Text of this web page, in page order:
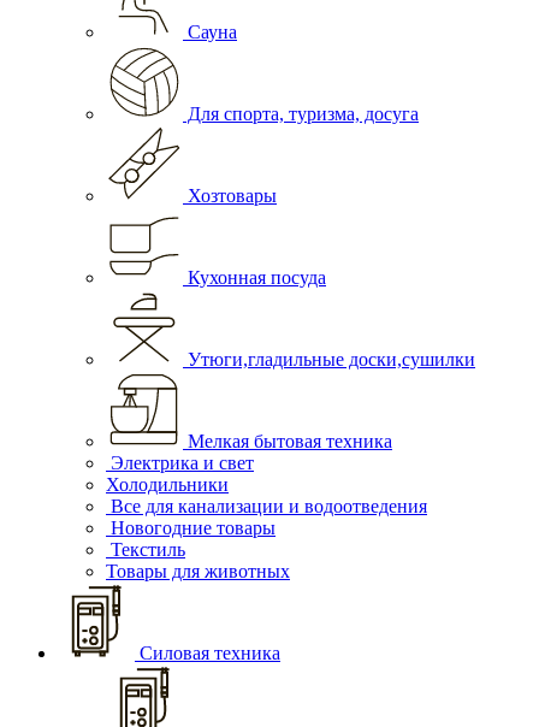
Сауна
Для спорта, туризма, досуга
Хозтовары
Кухонная посуда
Утюги,гладильные доски,сушилки
Мелкая бытовая техника
Электрика и свет
Холодильники
Все для канализации и водоотведения
Новогодние товары
Текстиль
Товары для животных
Силовая техника